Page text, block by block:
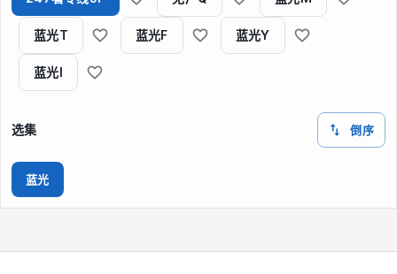
蓝光T 蓝光F 蓝光Y
蓝光I
选集 倒序
蓝光